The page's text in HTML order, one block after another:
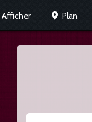
Afficher Plan